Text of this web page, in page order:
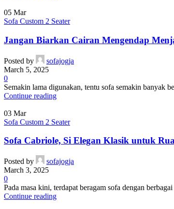
05 Mar
Sofa Custom 2 Seater
Jangan Biarkan Cairan Mengendap
Posted by
sofajogja
March 5, 2025
0
Semakin lama digunakan, tentu sofa semakin banyak
Continue reading
03 Mar
Sofa Custom 2 Seater
Sofa Cabriole, Si Elegan Klasik untuk
Posted by
sofajogja
March 3, 2025
0
Pada masa kini, terdapat beragam sofa dengan
Continue reading